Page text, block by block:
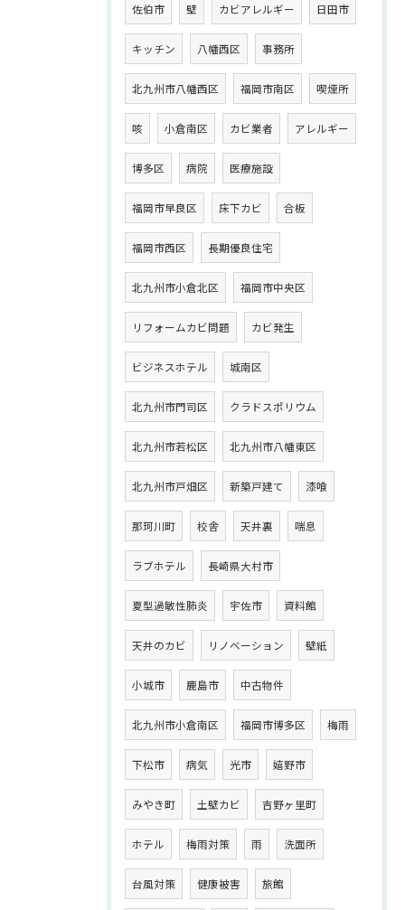
佐伯市 壁 カビアレルギー 日田市
キッチン 八幡西区 事務所
北九州市八幡西区 福岡市南区 喫煙所
咳 小倉南区 カビ業者 アレルギー
博多区 病院 医療施設
福岡市早良区 床下カビ 合板
福岡市西区 長期優良住宅
北九州市小倉北区 福岡市中央区
リフォームカビ問題 カビ発生
ビジネスホテル 城南区
北九州市門司区 クラドスポリウム
北九州市若松区 北九州市八幡東区
北九州市戸畑区 新築戸建て 漆喰
那珂川町 校舎 天井裏 喘息
ラブホテル 長崎県大村市
夏型過敏性肺炎 宇佐市 資料館
天井のカビ リノベーション 壁紙
小城市 鹿島市 中古物件
北九州市小倉南区 福岡市博多区 梅雨
下松市 病気 光市 嬉野市
みやき町 土壁カビ 吉野ヶ里町
ホテル 梅雨対策 雨 洗面所
台風対策 健康被害 旅館